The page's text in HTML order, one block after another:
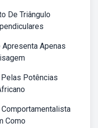
De Triângulo
Apenas
Potências
Como